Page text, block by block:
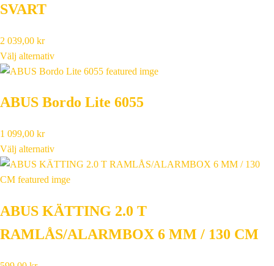
SVART
2 039,00 kr
Välj alternativ
ABUS Bordo Lite 6055
1 099,00 kr
Välj alternativ
ABUS KÄTTING 2.0 T
RAMLÅS/ALARMBOX 6 MM / 130 CM